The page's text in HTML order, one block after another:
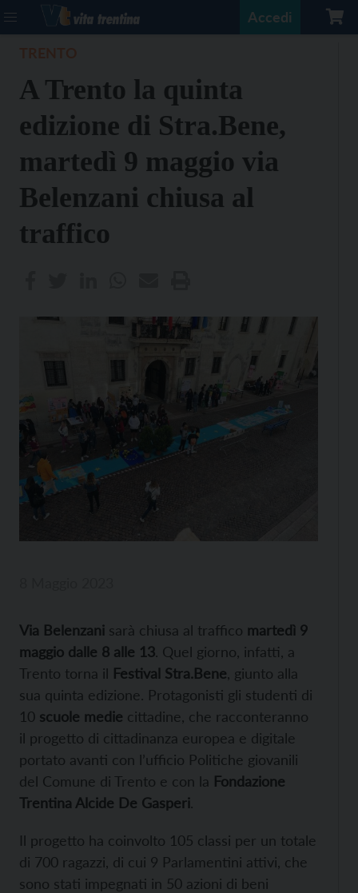
Accedi
A Trento la quinta
edizione di Stra.Bene,
martedì 9 maggio via
Belenzani chiusa al
traffico
Via Belenzani sarà chiusa al traffico martedì 9
maggio dalle 8 alle 13. Quel giorno, infatti, a
Trento torna il Festival Stra.Bene , giunto alla
sua quinta edizione. Protagonisti gli studenti di
10 scuole medie cittadine, che racconteranno
il progetto di cittadinanza europea e digitale
portato avanti con l’ufficio Politiche giovanili
del Comune di Trento e con la Fondazione
Trentina Alcide De Gasperi.
Il progetto ha coinvolto 105 classi per un totale
di 700 ragazzi, di cui 9 Parlamentini attivi, che
sono stati impegnati in 50 azioni di beni